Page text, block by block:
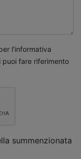
l'informativa
fare riferimento
summenzionata